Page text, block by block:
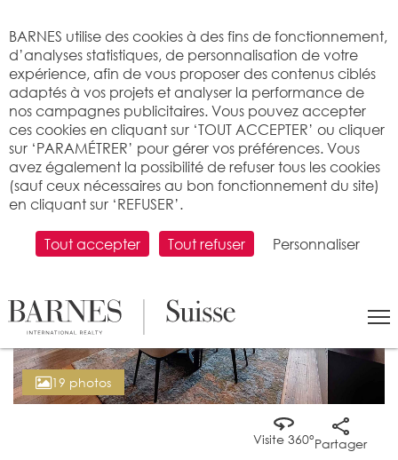
19 photos
Visite 360°Partager
BARNES utilise des cookies à des fins de fonctionnement,
d’analyses statistiques, de personnalisation de votre
expérience, afin de vous proposer des contenus ciblés
adaptés à vos projets et analyser la performance de
nos campagnes publicitaires. Vous pouvez accepter
ces cookies en cliquant sur ‘TOUT ACCEPTER’ ou cliquer
sur ‘PARAMÉTRER’ pour gérer vos préférences. Vous
avez également la possibilité de refuser tous les cookies
(sauf ceux nécessaires au bon fonctionnement du site)
en cliquant sur ‘REFUSER’.
Tout accepter Tout refuser Personnaliser